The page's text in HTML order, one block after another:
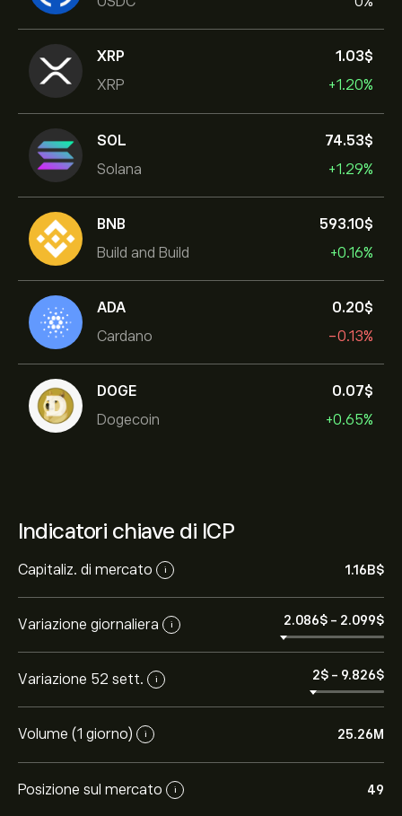
XRP
XRP
1.03‎$‎
+1.20%
SOL
Solana
74.53‎$‎
+1.29%
BNB
Build and Build
593.10‎$‎
+0.16%
ADA
Cardano
0.20‎$‎
-0.13%
DOGE
Dogecoin
0.07‎$‎
+0.65%
Indicatori chiave di ICP
Capitaliz. di mercato i 1.16B‎$‎
Variazione giornaliera i 2.086‎$‎ - 2.099‎$‎
Variazione 52 sett. i 2‎$‎ - 9.826‎$‎
Volume (1 giorno) i 25.26M
Posizione sul mercato i 49